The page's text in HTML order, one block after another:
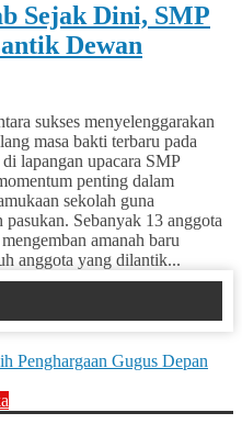
Sejak Dini, SMP
Dewan
sukses menyelenggarakan
masa bakti terbaru pada
lapangan upacara SMP
penting dalam
sekolah guna
Sebanyak 13 anggota
amanah baru
anggota yang dilantik...